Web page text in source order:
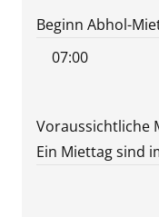
MM
Beginn Abhol-
Voraussichtliche
Ein Miettag sind